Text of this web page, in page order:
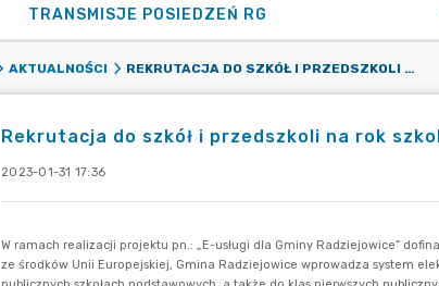
TRANSMISJE POSIEDZEŃ RG
AKTUALNOŚCI REKRUTACJA DO SZKÓŁ I PRZEDSZKOLI NA ROK SZKOLNY 2023/2024 ZA POMOCĄ SYSTEMU ELEKTRONICZNEGO
Rekrutacja do szkół i przedszkoli na rok
2023-01-31 17:36